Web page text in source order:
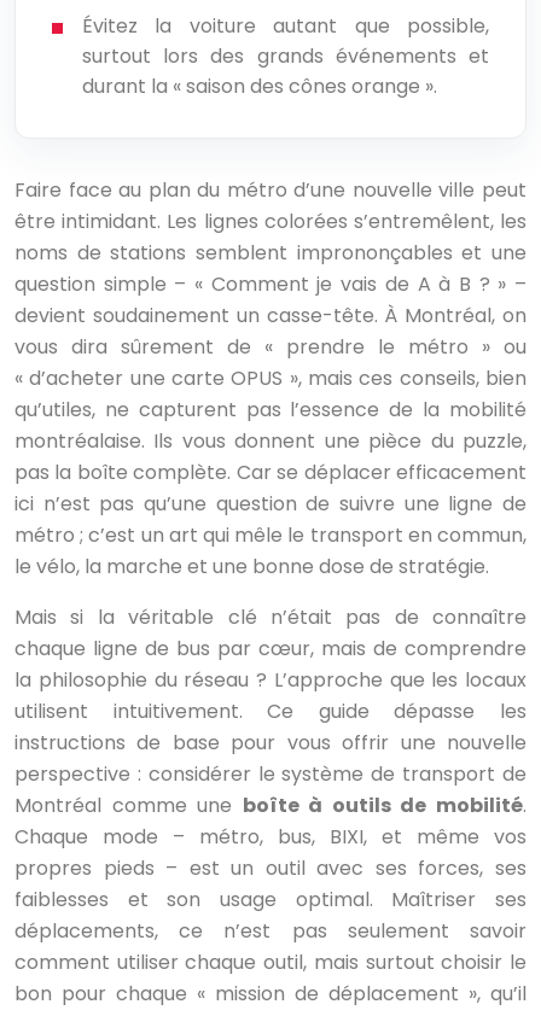
Évitez la voiture autant que possible,
surtout lors des grands événements et
durant la « saison des cônes orange ».
Faire face au plan du métro d’une nouvelle ville peut
être intimidant. Les lignes colorées s’entremêlent, les
noms de stations semblent imprononçables et une
question simple – « Comment je vais de A à B ? » –
devient soudainement un casse-tête. À Montréal, on
vous dira sûrement de « prendre le métro » ou
« d’acheter une carte OPUS », mais ces conseils, bien
qu’utiles, ne capturent pas l’essence de la mobilité
montréalaise. Ils vous donnent une pièce du puzzle,
pas la boîte complète. Car se déplacer efficacement
ici n’est pas qu’une question de suivre une ligne de
métro ; c’est un art qui mêle le transport en commun,
le vélo, la marche et une bonne dose de stratégie.
Mais si la véritable clé n’était pas de connaître
chaque ligne de bus par cœur, mais de comprendre
la philosophie du réseau ? L’approche que les locaux
utilisent intuitivement. Ce guide dépasse les
instructions de base pour vous offrir une nouvelle
perspective : considérer le système de transport de
Montréal comme une boîte à outils de mobilité.
Chaque mode – métro, bus, BIXI, et même vos
propres pieds – est un outil avec ses forces, ses
faiblesses et son usage optimal. Maîtriser ses
déplacements, ce n’est pas seulement savoir
comment utiliser chaque outil, mais surtout choisir le
bon pour chaque « mission de déplacement », qu’il